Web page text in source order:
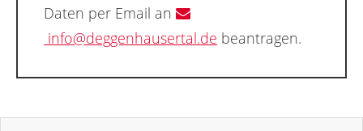
Daten per Email an
info@deggenhausertal.de beantragen.